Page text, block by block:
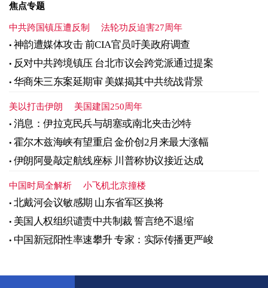
焦点专题
中共跨国镇压遭反制 法轮功反迫害27周年
神韵遭媒体攻击 前CIA官员吁美政府调查
反对中共跨境镇压 台北市议会跨党派通过提案
华商朱三东案延期审 美媒揭其中共统战背景
美以打击伊朗 美国建国250周年
消息：伊拉克民兵与胡塞或南北夹击沙特
霍尔木兹海峡有望重启 金价创2月来最大涨幅
伊朗阿曼敲定航线座标 川普称协议接近达成
中国时局全解析 小飞机北京撞楼
北戴河会议敏感期 山东省军区换将
美国人权组织谴责中共制裁 誓言绝不退缩
中国新冠阳性率速攀升 专家：实际传播更严峻